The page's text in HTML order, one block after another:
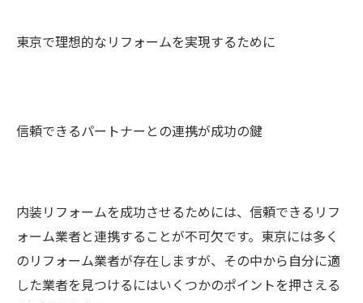
東京で理想的なリフォームを実現するために
信頼できるパートナーとの連携が成功の鍵
内装リフォームを成功させるためには、信頼できるリフ
ォーム業者と連携することが不可欠です。東京には多く
のリフォーム業者が存在しますが、その中から自分に適
した業者を見つけるにはいくつかのポイントを押さえる